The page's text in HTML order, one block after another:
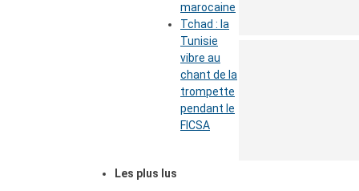
marocaine
Tchad : la
Tunisie
vibre au
chant de la
trompette
pendant le
FICSA
Les plus lus